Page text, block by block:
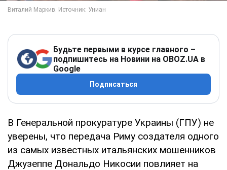
Будьте первыми в курсе главного –
подпишитесь на Новини на OBOZ.UA в
Google
Подписаться
В Генеральной прокуратуре Украины (ГПУ) не
уверены, что передача Риму создателя одного
из самых известных итальянских мошенников
Джузеппе Дональдо Никосии повлияет на